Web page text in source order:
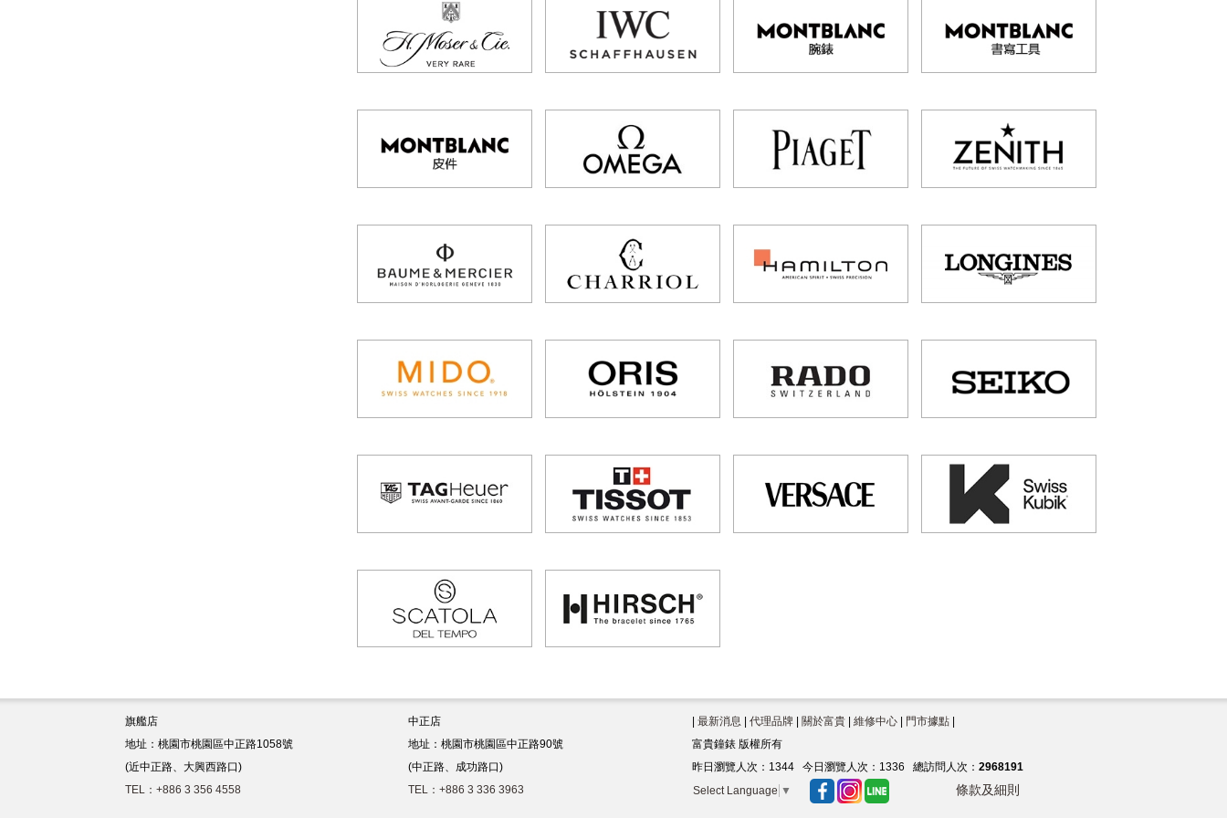
旗艦店
地址：桃園市桃園區中正路1058號
(近中正路、大興西路口)
TEL：+886 3 356 4558
中正店
地址：桃園市桃園區中正路90號
(中正路、成功路口)
TEL：+886 3 336 3963
最新消息 代理品牌| 關於富貴| 維修中心| 門市據點|
富貴鐘錶 版權所有
昨日瀏覽人次： 1344今日瀏覽人次： 1336 總訪問人次： 2968191
Select Language ▼ 條款及細則